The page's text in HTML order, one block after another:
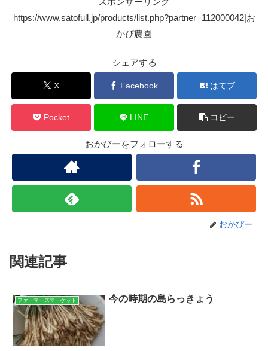
https://www.satofull.jp/products/list.php?partner=112000042|お
かぴ農園
シェアする
X Facebook はてブ
Pocket LINE コピー
おかぴーをフォローする
おかぴー
関連記事
ファーマーズマーケット 今の時期の島らっきょう